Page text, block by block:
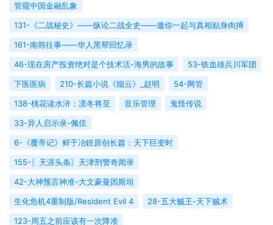
管窥中国金融乱象
131-《二战秘史》——纵论二战全史——邀你一起与真相贴身肉搏
161-南韩往事——华人黑帮回忆录
46-现在房产投资绝对是个技术活-海男的故事
53-铁血雄兵川军团
下医医病
210-长篇小说《烟云》_赵明
54-网管
138-桃花读水浒：凛冬将至
音乐管理
鬼怪传说
33-异人启示录-佩伭
6-《覆帝记》鲜于冶銋原创长篇：天下巨变时
155-〖天涯头条〗天津刑警奇闻录
42-大神预言神准-大文豪曼因斯坦
生化危机4重制版/Resident Evil 4
28-五大贼王-天下贼术
123-周五之前应该有一次降准